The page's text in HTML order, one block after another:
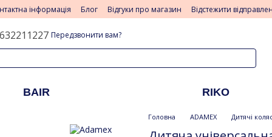
інформація Блог Відгуки про магазин Відстежити
Передзвонити вам?
BAIR RIKO
Головна ADAMEX Дитячі